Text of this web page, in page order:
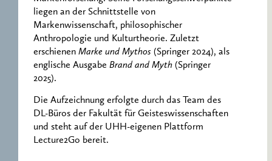
liegen an der Schnittstelle von
Markenwissenschaft, philosophischer
Anthropologie und Kulturtheorie. Zuletzt
erschienen Marke und Mythos (Springer 2024), als
englische Ausgabe Brand and Myth (Springer
2025).
Die Aufzeichnung erfolgte durch das Team des
DL-Büros der Fakultät für Geisteswissenschaften
und steht auf der UHH-eigenen Plattform
Lecture2Go bereit.